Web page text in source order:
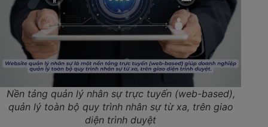
Nền tảng quản lý nhân sự trực tuyến (web-based),
quản lý toàn bộ quy trình nhân sự từ xa, trên giao
diện trình duyệt